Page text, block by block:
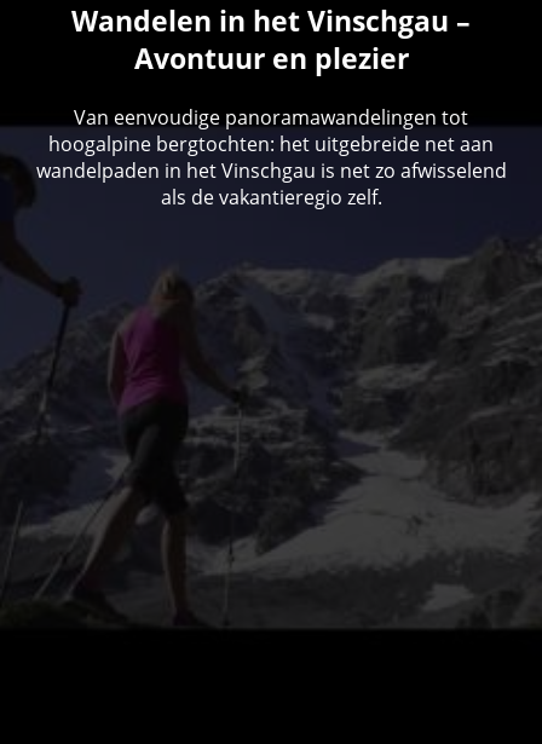
Wandelen in het Vinschgau –
Avontuur en plezier
Van eenvoudige panoramawandelingen tot
hoogalpine bergtochten: het uitgebreide net aan
wandelpaden in het Vinschgau is net zo afwisselend
als de vakantieregio zelf.